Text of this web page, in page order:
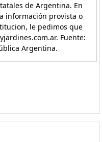
de Argentina. En
información provista o
le pedimos que
Fuente:
Argentina.